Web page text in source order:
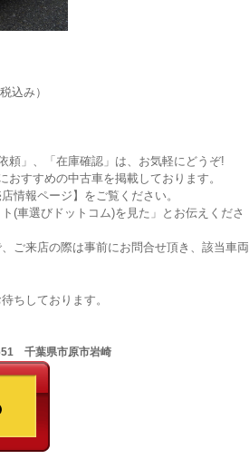
込み）
頼」、「在庫確認」は、お気軽にどうぞ!
すすめの中古車を掲載しております。
情報ページ】をご覧ください。
(車選びドットコム)を見た」とお伝えくださ
ご来店の際は事前にお問合せ頂き、該当車両
ちしております。
千葉県市原市岩崎